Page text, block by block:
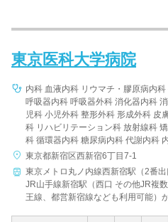
東京医科大学病院
内科 血液内科 リウマチ・膠原病内
呼吸器内科 呼吸器外科 消化器内科
児科 小児外科 整形外科 形成外科 皮
科 リハビリテーション科 放射線科
科 循環器内科 糖尿病内科 代謝内科
東京都新宿区西新宿6丁目7-1
東京メトロ丸ノ内線西新宿駅（2番
JR山手線新宿駅（西口 その他JR複
王線、都営新宿線なども利用可能）